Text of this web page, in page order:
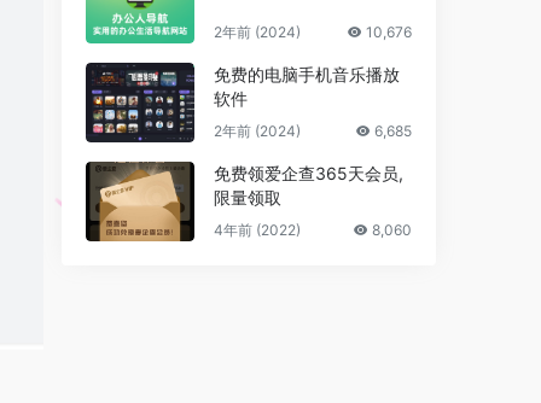
2年前 (2024) 10,676
免费的电脑手机音乐播放
软件
2年前 (2024) 6,685
免费领爱企查365天会员,
限量领取
4年前 (2022) 8,060